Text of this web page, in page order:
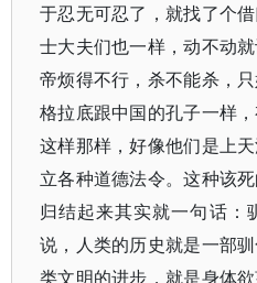
于忍无可忍了，就找了个
士大夫们也一样，动不动
帝烦得不行，杀不能杀，
格拉底跟中国的孔子一样
这样那样，好像他们是上
立各种道德法令。这种该
归结起来其实就一句话：
说，人类的历史就是一部
类文明的进步，就是身体